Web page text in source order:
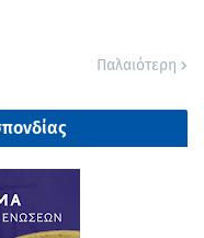
Παλαιότερη